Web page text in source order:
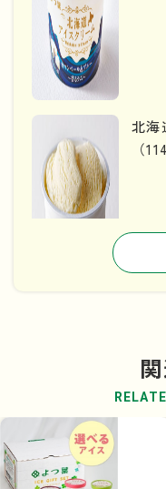
酒のマリアージュを
限定フレーバー）
バニラ…ミルクのコク
抹茶
…京都産宇治抹茶
マスカルポーネが織
北海
（
北
（